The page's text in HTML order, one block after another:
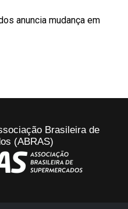
anuncia mudança em
Brasileira de
(ABRAS)